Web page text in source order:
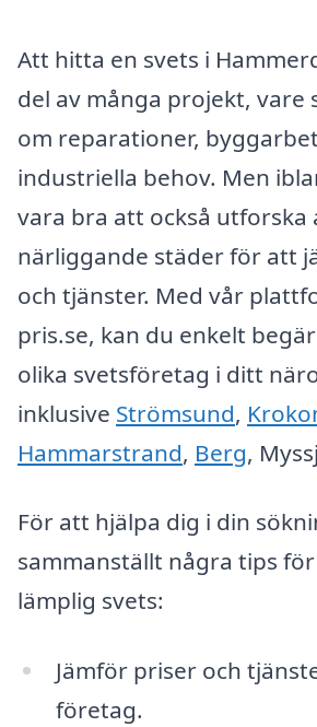
Att hitta en svets i
del av många projekt, vare
om reparationer,
industriella behov. Men
vara bra att också utforska
närliggande städer för att
och tjänster. Med vår
pris.se, kan du enkelt
olika svetsföretag i ditt
inklusive Strömsund,
Hammarstrand, Berg,
För att hjälpa dig i din
sammanställt några tips
lämplig svets:
Jämför priser och
företag.